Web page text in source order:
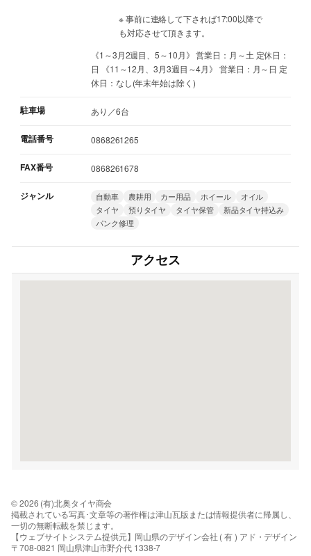
※ 事前に連絡して下されば17:00以降で
も対応させて頂きます。
《1～3月2週目、5～10月》 営業日：月～土 定休日：
日 《11～12月、3月3週目～4月》 営業日：月～日 定
休日：なし(年末年始は除く)
駐車場 あり／6台
電話番号 0868261265
FAX番号 0868261678
ジャンル 自動車 農耕用 カー用品 ホイール
オイル
タイヤ
預りタイヤ タイヤ保管
新品タイヤ持込み
パンク修理
アクセス
© 2026 (有)北奥タイヤ商会
掲載されている写真･文章等の著作権は津山瓦版または情報提供者に帰属し、
一切の無断転載を禁じます。
【ウェブサイトシステム提供元】岡山県のデザイン会社 ( 有 ) アド・デザイン
〒708-0821 岡山県津山市野介代 1338-7